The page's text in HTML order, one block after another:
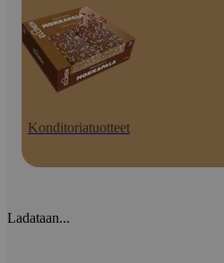
Konditoriatuotteet
Ladataan...